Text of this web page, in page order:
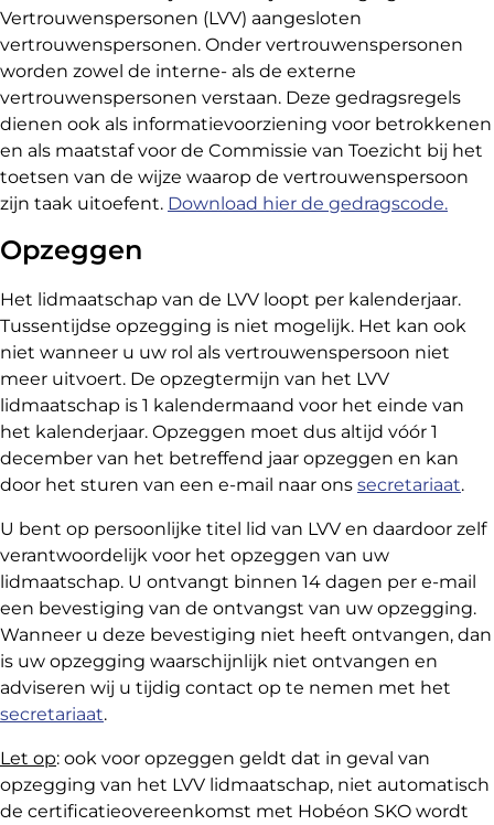
Vertrouwenspersonen (LVV) aangesloten
vertrouwenspersonen. Onder vertrouwenspersonen
worden zowel de interne- als de externe
vertrouwenspersonen verstaan. Deze gedragsregels
dienen ook als informatievoorziening voor betrokkenen
en als maatstaf voor de Commissie van Toezicht bij het
toetsen van de wijze waarop de vertrouwenspersoon
zijn taak uitoefent. Download hier de gedragscode.
Opzeggen
Het lidmaatschap van de LVV loopt per kalenderjaar.
Tussentijdse opzegging is niet mogelijk. Het kan ook
niet wanneer u uw rol als vertrouwenspersoon niet
meer uitvoert. De opzegtermijn van het LVV
lidmaatschap is 1 kalendermaand voor het einde van
het kalenderjaar. Opzeggen moet dus altijd vóór 1
december van het betreffend jaar opzeggen en kan
door het sturen van een e-mail naar ons secretariaat.
U bent op persoonlijke titel lid van LVV en daardoor zelf
verantwoordelijk voor het opzeggen van uw
lidmaatschap. U ontvangt binnen 14 dagen per e-mail
een bevestiging van de ontvangst van uw opzegging.
Wanneer u deze bevestiging niet heeft ontvangen, dan
is uw opzegging waarschijnlijk niet ontvangen en
adviseren wij u tijdig contact op te nemen met het
secretariaat.
Let op: ook voor opzeggen geldt dat in geval van
opzegging van het LVV lidmaatschap, niet automatisch
de certificatieovereenkomst met Hobéon SKO wordt